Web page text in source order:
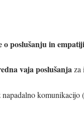
o poslušanju in empatiji
vaja poslušanjaza
napadalno komunikacijo